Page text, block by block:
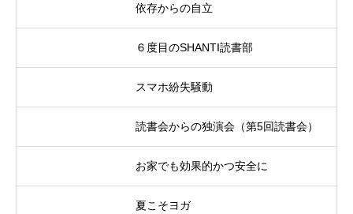
依存からの自立
６度目のSHANTI読書部
スマホ紛失騒動
読書会からの独演会（第5回読書会）
お家でも効果的かつ安全に
夏こそヨガ